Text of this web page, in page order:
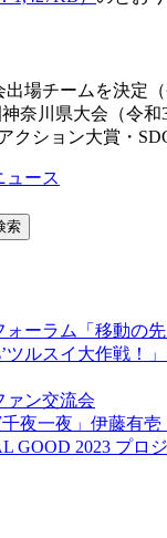
場チームを決定（
奈川県大会（令和
クション大賞・
ュース
索
ォーラム「移動
ツルスイ大作戦
ァン交流会
千夜一夜」伊藤有
GOOD 2023 プロ